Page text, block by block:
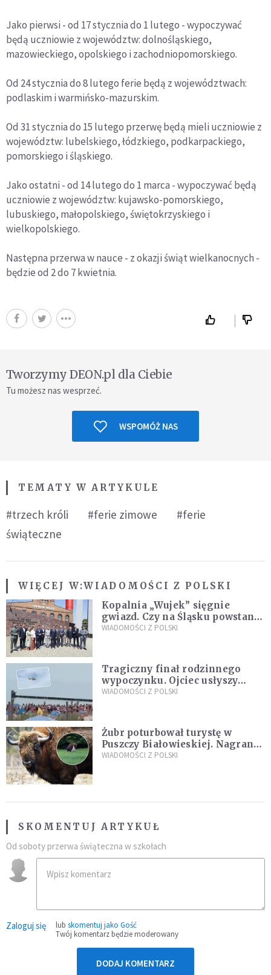
Jako pierwsi - od 17 stycznia do 1 lutego - wypoczywać
będą uczniowie z województw: dolnośląskiego,
mazowieckiego, opolskiego i zachodniopomorskiego.
Od 24 stycznia do 8 lutego ferie będą z województwach:
podlaskim i warmińsko-mazurskim.
Od 31 stycznia do 15 lutego przerwę będą mieli uczniowie z
województw: lubelskiego, łódzkiego, podkarpackiego,
pomorskiego i śląskiego.
Jako ostatni - od 14 lutego do 1 marca - wypoczywać będą
uczniowie z województw: kujawsko-pomorskiego,
lubuskiego, małopolskiego, świętokrzyskiego i
wielkopolskiego.
Następna przerwa w nauce - z okazji świąt wielkanocnych -
będzie od 2 do 7 kwietnia.
Tworzymy DEON.pl dla Ciebie
Tu możesz nas wesprzeć.
WSPOMÓŻ NAS
TEMATY W ARTYKULE
#trzech króli #ferie zimowe
#ferie
świąteczne
WIĘCEJ W:WIADOMOŚCI Z POLSKI
Kopalnia „Wujek” sięgnie
gwiazd. Czy na Śląsku powstanie
„Dolina Krzemowa”?
WIADOMOŚCI Z POLSKI
Tragiczny finał rodzinnego
wypoczynku. Ojciec usłyszy
zarzuty
WIADOMOŚCI Z POLSKI
Żubr poturbował turystę w
Puszczy Białowieskiej. Nagranie
daje do myślenia
WIADOMOŚCI Z POLSKI
SKOMENTUJ ARTYKUŁ
Od soboty przerwa świąteczna w szkołach
Zaloguj się lub skomentuj jako Gość
Twój komentarz będzie moderowany
DODAJ KOMENTARZ